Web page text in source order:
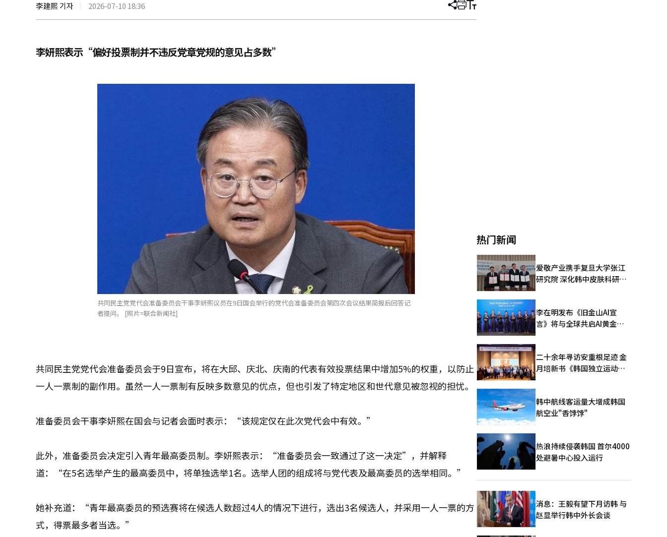
李建熙 기자 2026-07-10 18:36 分
文
打 调
大
李妍熙表示“偏好投票制并不违反党章党规的意见占多数”
共同民主党党代会准备委员会干事李妍熙议员在9日国会举行的党代会准备委员会第四次会议结果简报后回答记
者提问。 [照片=联合新闻社]
共同民主党党代会准备委员会于9日宣布，将在大邱、庆北、庆南的代表有效投票结果中增加5%的权重，以防止
一人一票制的副作用。虽然一人一票制有反映多数意见的优点，但也引发了特定地区和世代意见被忽视的担忧。
准备委员会干事李妍熙在国会与记者会面时表示：“该规定仅在此次党代会中有效。”
此外，准备委员会决定引入青年最高委员制。李妍熙表示：“准备委员会一致通过了这一决定”，并解释
道：“在5名选举产生的最高委员中，将单独选举1名。选举人团的组成将与党代表及最高委员的选举相同。”
她补充道：“青年最高委员的预选赛将在候选人数超过4人的情况下进行，选出3名候选人，并采用一人一票的方
式，得票最多者当选。”
热门新闻
爱敬产业携手复旦大学张江
研究院 深化韩中皮肤科研合
李在明发布《旧金山AI宣
言》将与全球共启AI黄金时
二十余年寻访安重根足迹 金
月培新书《韩国独立运动圣
韩中航线客运量大增成韩国
航空业"香饽饽"
热浪持续侵袭韩国 首尔4000
处避暑中心投入运行
消息：王毅有望下月访韩 与
赵显举行韩中外长会谈